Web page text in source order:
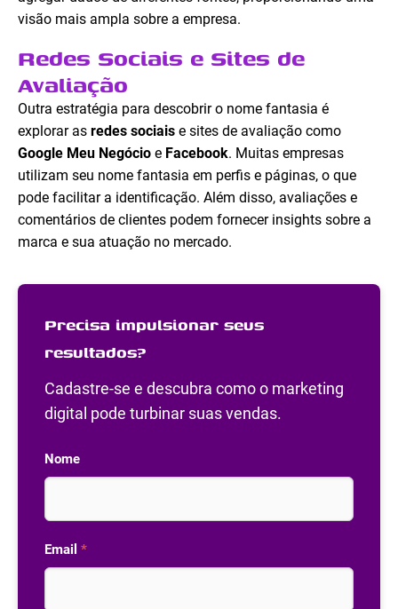
visão mais ampla sobre a empresa.
Redes Sociais e Sites de
Avaliação
Outra estratégia para descobrir o nome fantasia é
explorar as redes sociais e sites de avaliação como
Google Meu Negócio e Facebook. Muitas empresas
utilizam seu nome fantasia em perfis e páginas, o que
pode facilitar a identificação. Além disso, avaliações e
comentários de clientes podem fornecer insights sobre a
marca e sua atuação no mercado.
Precisa impulsionar seus
resultados?
Cadastre-se e descubra como o marketing
digital pode turbinar suas vendas.
Nome
Email *